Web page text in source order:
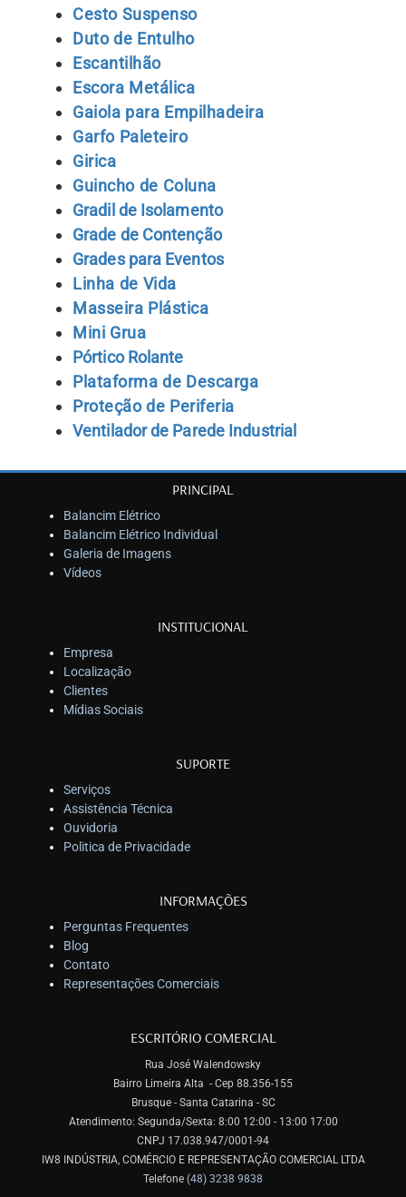
Cesto Suspenso
Duto de Entulho
Escantilhão
Escora Metálica
Gaiola para Empilhadeira
Garfo Paleteiro
Girica
Guincho de Coluna
Gradil de Isolamento
Grade de Contenção
Grades para Eventos
Linha de Vida
Masseira Plástica
Mini Grua
Pórtico Rolante
Plataforma de Descarga
Proteção de Periferia
Ventilador de Parede Industrial
PRINCIPAL
Balancim Elétrico
Balancim Elétrico Individual
Galeria de Imagens
Vídeos
INSTITUCIONAL
Empresa
Localização
Clientes
Mídias Sociais
SUPORTE
Serviços
Assistência Técnica
Ouvidoria
Politica de Privacidade
INFORMAÇÕES
Perguntas Frequentes
Blog
Contato
Representações Comerciais
ESCRITÓRIO COMERCIAL
Rua José Walendowsky
Bairro Limeira Alta - Cep 88.356-155
Brusque - Santa Catarina - SC
Atendimento: Segunda/Sexta: 8:00 12:00 - 13:00 17:00
CNPJ 17.038.947/0001-94
IW8 INDÚSTRIA, COMÉRCIO E REPRESENTAÇÃO COMERCIAL LTDA
Telefone (48) 3238 9838